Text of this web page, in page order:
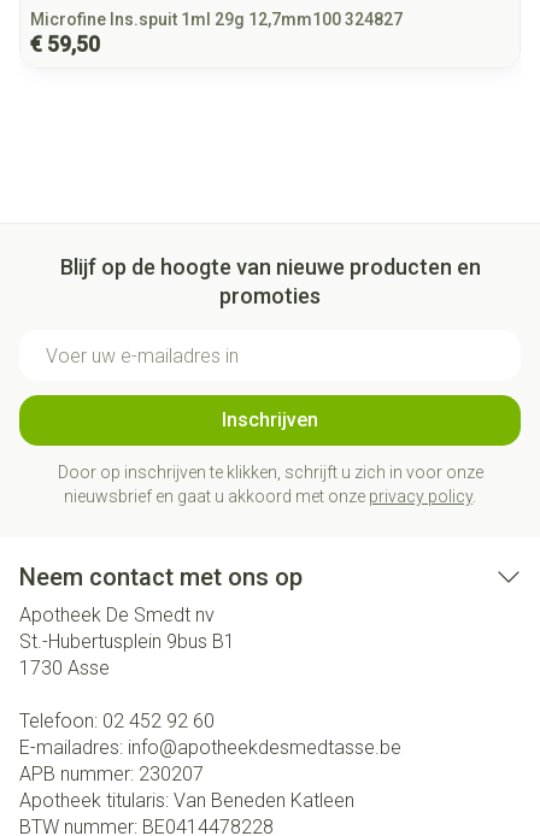
Microfine Ins.spuit 1ml 29g 12,7mm100 324827
€ 59,50
Blijf op de hoogte van nieuwe producten en
promoties
Inschrijven
Door op inschrijven te klikken, schrijft u zich in voor onze
nieuwsbrief en gaat u akkoord met onze privacy policy.
Neem contact met ons op
Apotheek De Smedt nv
St.-Hubertusplein 9bus B1
1730 Asse
Telefoon: 02 452 92 60
E-mailadres: info@apotheekdesmedtasse.be
APB nummer: 230207
Apotheek titularis: Van Beneden Katleen
BTW nummer: BE0414478228